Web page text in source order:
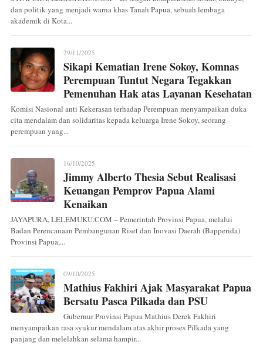
dan politik yang menjadi warna khas Tanah Papua, sebuah lembaga
akademik di Kota...
29/11/2025
Sikapi Kematian Irene Sokoy, Komnas
Perempuan Tuntut Negara Tegakkan
Pemenuhan Hak atas Layanan Kesehatan
Komisi Nasional anti Kekerasan terhadap Perempuan menyampaikan duka
cita mendalam dan solidaritas kepada keluarga Irene Sokoy, seorang
perempuan yang...
16/10/2025
Jimmy Alberto Thesia Sebut Realisasi
Keuangan Pemprov Papua Alami
Kenaikan
JAYAPURA, LELEMUKU.COM – Pemerintah Provinsi Papua, melalui
Badan Perencanaan Pembangunan Riset dan Inovasi Daerah (Bapperida)
Provinsi Papua,...
09/10/2025
Mathius Fakhiri Ajak Masyarakat Papua
Bersatu Pasca Pilkada dan PSU
Gubernur Provinsi Papua Mathius Derek Fakhiri
menyampaikan rasa syukur mendalam atas akhir proses Pilkada yang
panjang dan melelahkan selama hampir...